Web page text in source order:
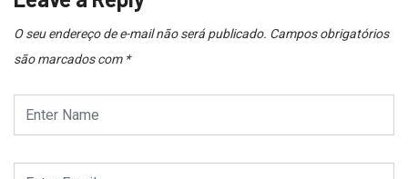
O seu endereço de e-mail não será publicado. Campos obrigatórios
são marcados com *